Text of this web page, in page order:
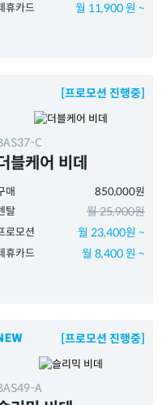
휴카드 월 11,900 원 ~
[프로모션 진행중]
C
블케어 비데
매
850,000원
탈
월 25,900원
로모션 월 23,400원 ~
휴카드 월 8,400 원 ~
[프로모션 진행중]
A